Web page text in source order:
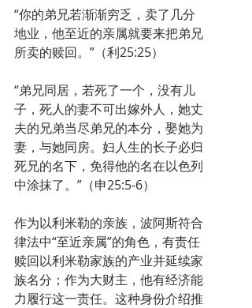
“你的弟兄若渐渐穷乏，卖了几分
地业，他至近的亲属就要来把弟兄
所卖的赎回。”（利25:25）
“弟兄同居，若死了一个，没有儿
子，死人的妻不可出嫁外人，她丈
夫的兄弟当尽弟兄的本分，娶她为
妻，与她同房。妇人生的长子必归
死兄的名下，免得他的名在以色列
中涂抹了。”（申25:5-6）
作为以利米勒的亲族，波阿斯符合
律法中“至近亲属”的角色，有责任
赎回以利米勒家族的产业并延续家
族名分；作为大财主，他有经济能
力履行这一责任。这种身份介绍推